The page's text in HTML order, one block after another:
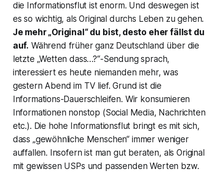
die Informationsflut ist enorm. Und deswegen ist
es so wichtig, als Original durchs Leben zu gehen.
Je mehr „Original“ du bist, desto eher fällst du
auf. Während früher ganz Deutschland über die
letzte „Wetten dass…?“-Sendung sprach,
interessiert es heute niemanden mehr, was
gestern Abend im TV lief. Grund ist die
Informations-Dauerschleifen. Wir konsumieren
Informationen nonstop (Social Media, Nachrichten
etc.). Die hohe Informationsflut bringt es mit sich,
dass „gewöhnliche Menschen“ immer weniger
auffallen. Insofern ist man gut beraten, als Original
mit gewissen USPs und passenden Werten bzw.